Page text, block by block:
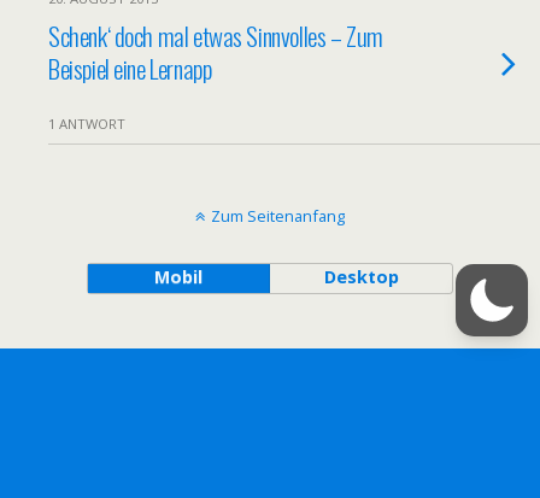
Schenk‘ doch mal etwas Sinnvolles – Zum
Beispiel eine Lernapp
1 ANTWORT
Zum Seitenanfang
Mobil Desktop